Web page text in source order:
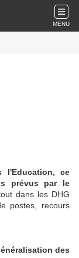
MENU
l'Education, ce
prévus par le
dans les DHG
postes, recours
des